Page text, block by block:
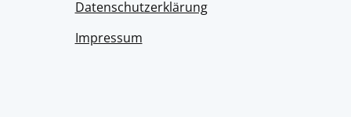
Datenschutzerklärung
Impressum